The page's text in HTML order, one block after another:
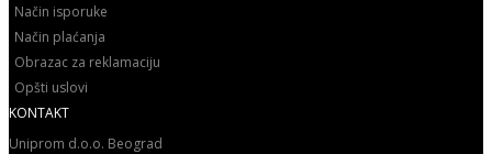
Način isporuke
Način plaćanja
Obrazac za reklamaciju
Opšti uslovi
KONTAKT
Uniprom d.o.o. Beograd